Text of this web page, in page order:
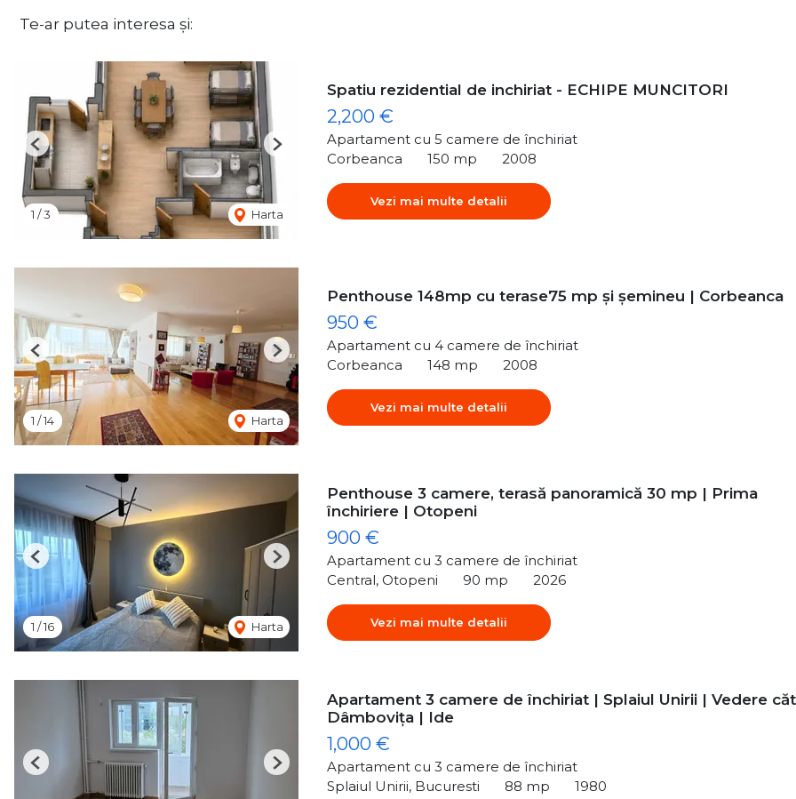
Te-ar putea interesa și:
1 /3 Harta
Previous Next
Spatiu rezidential de inchiriat - ECHIPE MUNCITORI
2,200 €
Apartament cu 5 camere de închiriat
Corbeanca
150 mp 2008
Vezi mai multe detalii
1 /14 Harta
Previous Next
Penthouse 148mp cu terase75 mp și șemineu | Corbeanca
950 €
Apartament cu 4 camere de închiriat
Corbeanca
148 mp 2008
Vezi mai multe detalii
1 /16 Harta
Previous Next
Penthouse 3 camere, terasă panoramică 30 mp | Prima
închiriere | Otopeni
900 €
Apartament cu 3 camere de închiriat
Central, Otopeni
90 mp 2026
Vezi mai multe detalii
Previous Next
Apartament 3 camere de închiriat | Splaiul Unirii | Vedere
Dâmbovița | Ide
1,000 €
Apartament cu 3 camere de închiriat
Splaiul Unirii, Bucuresti
88 mp 1980